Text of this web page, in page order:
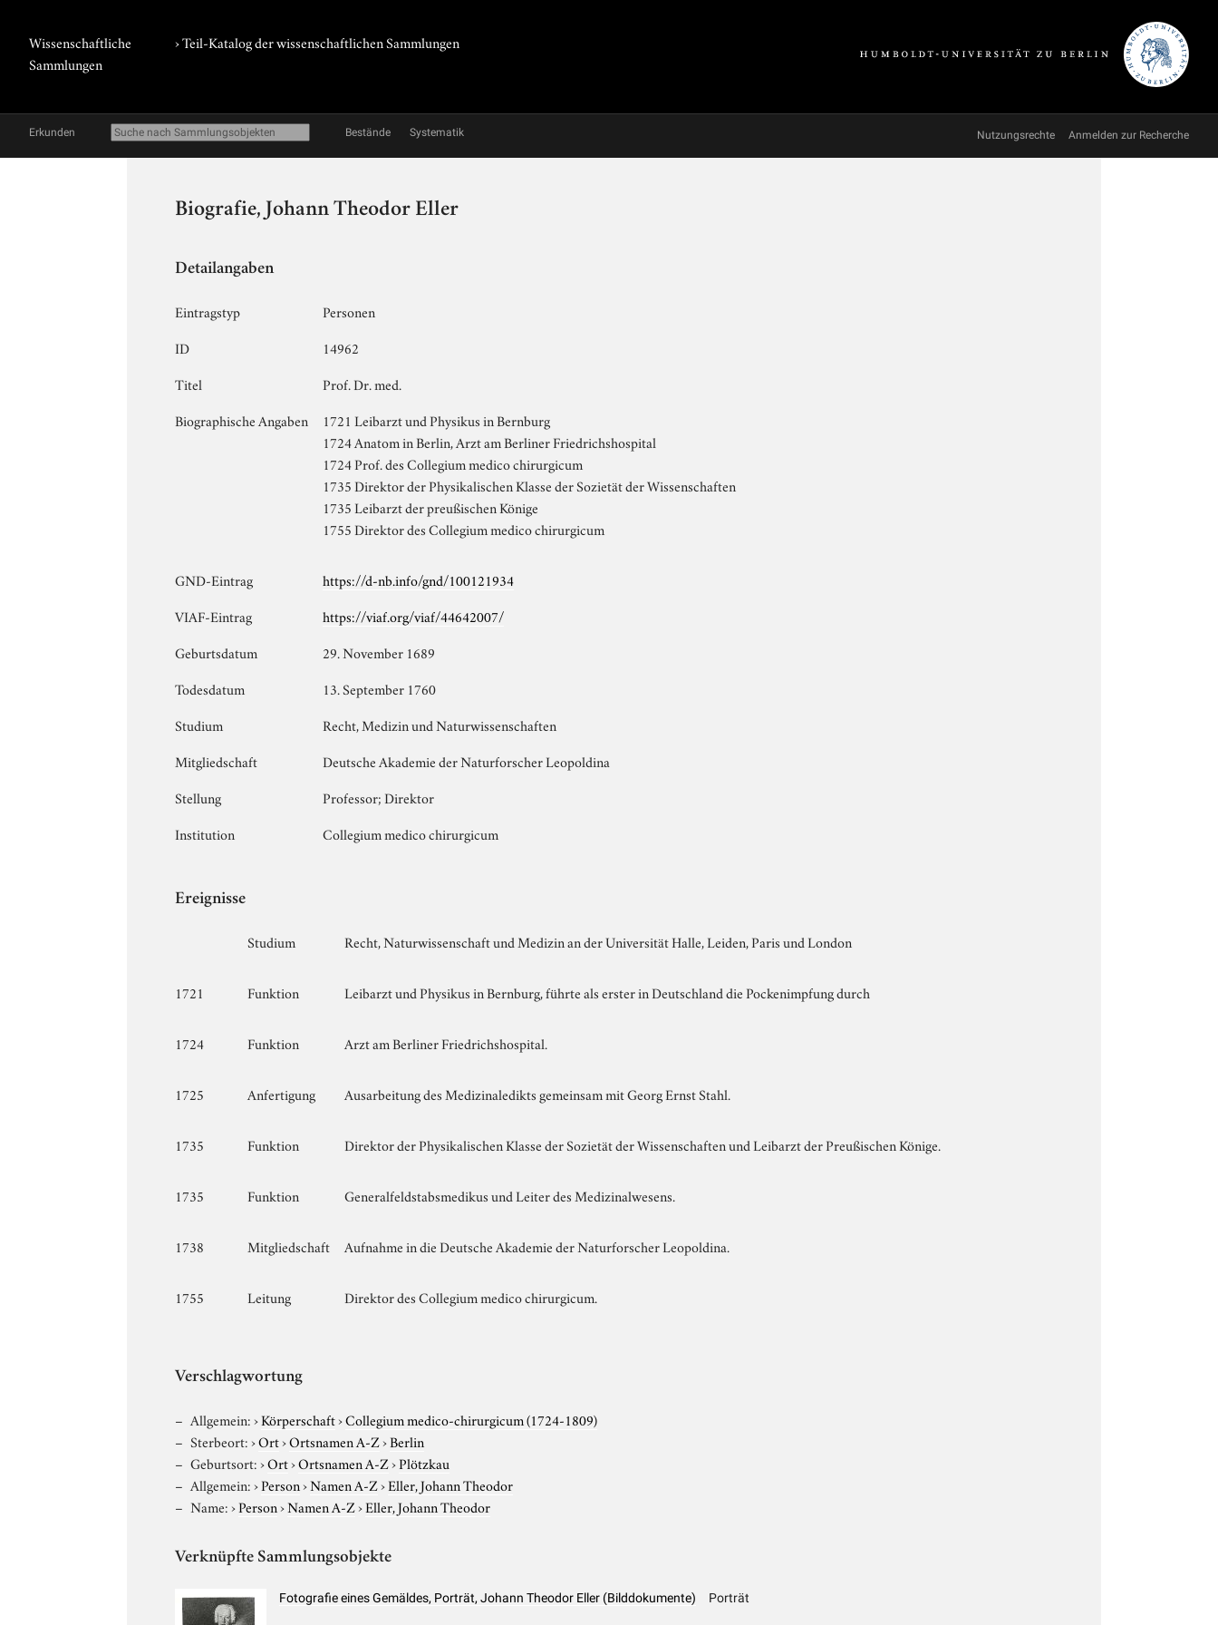
Wissenschaftliche
Sammlungen
› Teil-Katalog der wissenschaftlichen Sammlungen
Erkunden Bestände Systematik Nutzungsrechte Anmelden zur Recherche
Biografie, Johann Theodor Eller
Detailangaben
Eintragstyp
Personen
ID
14962
Titel
Prof. Dr. med.
Biographische Angaben
1721 Leibarzt und Physikus in Bernburg
1724 Anatom in Berlin, Arzt am Berliner Friedrichshospital
1724 Prof. des Collegium medico chirurgicum
1735 Direktor der Physikalischen Klasse der Sozietät der Wissenschaften
1735 Leibarzt der preußischen Könige
1755 Direktor des Collegium medico chirurgicum
GND-Eintrag
https://d-nb.info/gnd/100121934
VIAF-Eintrag
https://viaf.org/viaf/44642007/
Geburtsdatum
29. November 1689
Todesdatum
13. September 1760
Studium
Recht, Medizin und Naturwissenschaften
Mitgliedschaft
Deutsche Akademie der Naturforscher Leopoldina
Stellung
Professor; Direktor
Institution
Collegium medico chirurgicum
Ereignisse
Studium Recht, Naturwissenschaft und Medizin an der Universität Halle, Leiden, Paris und London
1721 Funktion Leibarzt und Physikus in Bernburg, führte als erster in Deutschland die Pockenimpfung durch
1724 Funktion Arzt am Berliner Friedrichshospital.
1725 Anfertigung Ausarbeitung des Medizinaledikts gemeinsam mit Georg Ernst Stahl.
1735 Funktion Direktor der Physikalischen Klasse der Sozietät der Wissenschaften und Leibarzt der Preußischen Könige.
1735 Funktion Generalfeldstabsmedikus und Leiter des Medizinalwesens.
1738 Mitgliedschaft Aufnahme in die Deutsche Akademie der Naturforscher Leopoldina.
1755 Leitung Direktor des Collegium medico chirurgicum.
Verschlagwortung
Allgemein:›Körperschaft›Collegium medico-chirurgicum (1724-1809)
Sterbeort:›Ort›Ortsnamen A-Z›Berlin
Geburtsort:›Ort›Ortsnamen A-Z›Plötzkau
Allgemein:›Person›Namen A-Z›Eller, Johann Theodor
Name:›Person›Namen A-Z›Eller, Johann Theodor
Verknüpfte Sammlungsobjekte
Fotografie eines Gemäldes, Porträt, Johann Theodor Eller (Bilddokumente) Porträt